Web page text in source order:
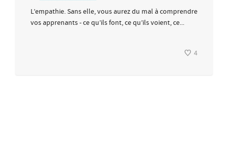
L’empathie. Sans elle, vous aurez du mal à comprendre
vos apprenants - ce qu’ils font, ce qu’ils voient, ce...
4